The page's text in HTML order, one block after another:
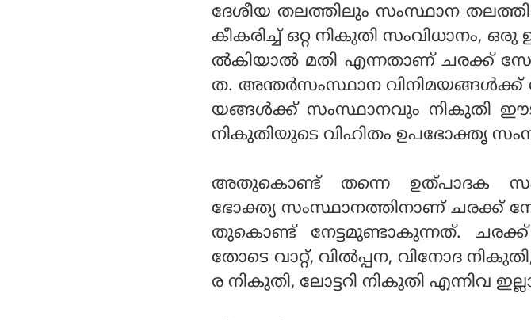
ദേശീയ തലത്തിലും സംസ്ഥാന
കീകരിച്ച് ഒറ്റ നികുതി സംവിധാനം,
ല്‍കിയാല്‍ മതി എന്നതാണ് ചരക്ക്
ത. അന്തര്‍സംസ്ഥാന വിനിമയങ്ങള്‍ക്ക്
യങ്ങ‌ള്‍ക്ക് സംസ്ഥാനവും നികുതി
നികുതിയുടെ വിഹിതം ഉപഭോക്തൃ
അതുകൊണ്ട് തന്നെ ഉത്പാദക
ഭോക്ത്യ സംസ്ഥാനത്തിനാണ് ചരക്ക്
തുകൊണ്ട് നേട്ടമുണ്ടാകുന്നത്.
തോടെ വാറ്റ്, വില്‍പ്പന, വിനോദ
ര നികുതി, ലോട്ടറി നികുതി എന്നിവ